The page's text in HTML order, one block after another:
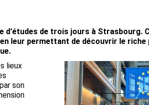
d'études de trois jours à Strasbourg.
leur permettant de découvrir le riche
lieux
son